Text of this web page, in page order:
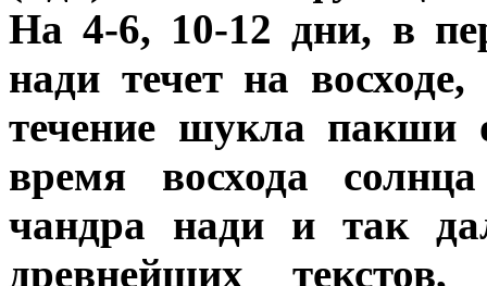
На 4-6, 10-12 дни, в
нади течет на
течение шукла пакши
время восхода
чандра нади и так
древнейших